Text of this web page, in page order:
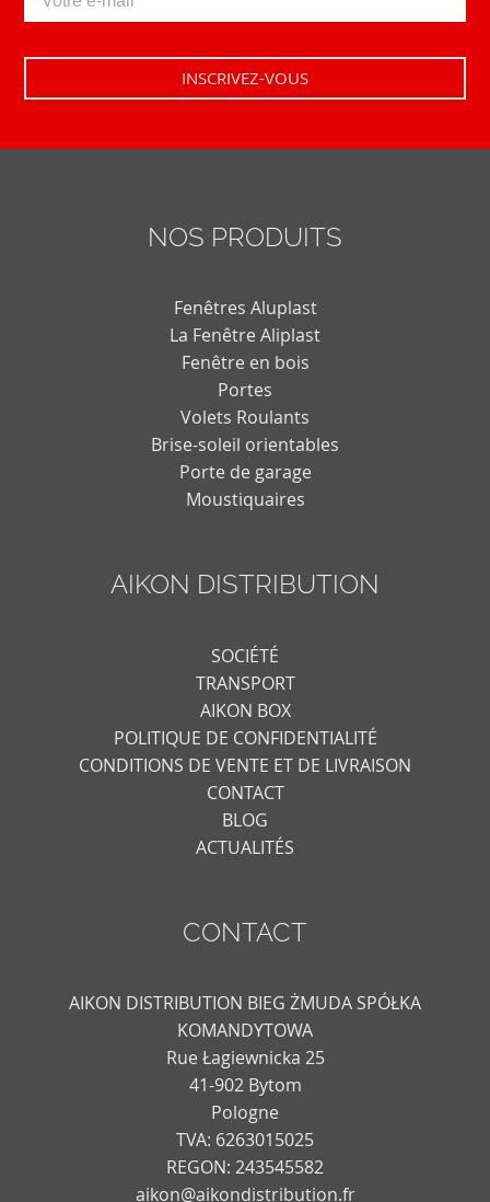
NOS PRODUITS
Fenêtres Aluplast
La Fenêtre Aliplast
Fenêtre en bois
Portes
Volets Roulants
Brise-soleil orientables
Porte de garage
Moustiquaires
AIKON DISTRIBUTION
SOCIÉTÉ
TRANSPORT
AIKON BOX
POLITIQUE DE CONFIDENTIALITÉ
CONDITIONS DE VENTE ET DE LIVRAISON
CONTACT
BLOG
ACTUALITÉS
CONTACT
AIKON DISTRIBUTION BIEG ŻMUDA SPÓŁKA
KOMANDYTOWA
Rue Łagiewnicka 25
41-902 Bytom
Pologne
TVA: 6263015025
REGON: 243545582
aikon@aikondistribution.fr